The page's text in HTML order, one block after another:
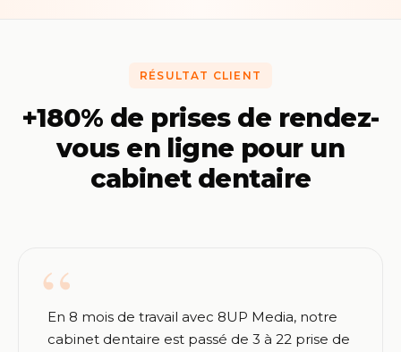
RÉSULTAT CLIENT
+180% de prises de rendez-
vous en ligne pour un
cabinet dentaire
En 8 mois de travail avec 8UP Media, notre
cabinet dentaire est passé de 3 à 22 prise de